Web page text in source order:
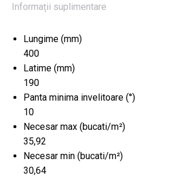
Informații suplimentare
Lungime (mm)
400
Latime (mm)
190
Panta minima invelitoare (°)
10
Necesar max (bucati/m²)
35,92
Necesar min (bucati/m²)
30,64